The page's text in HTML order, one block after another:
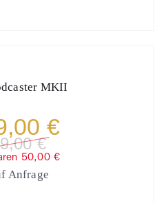
MKII
€
€
50,00 €